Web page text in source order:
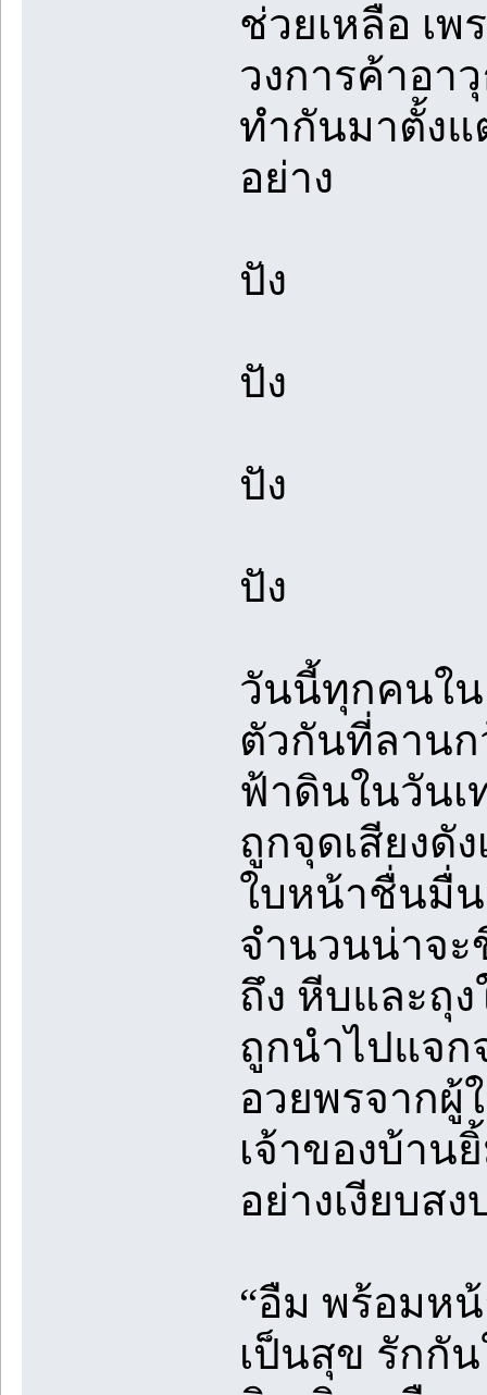
ช่วยเหลือ เพ
วงการค้าอา
ทำกันมาตั้ง
อย่าง
ปัง
ปัง
ปัง
ปัง
วันนี้ทุกคนใ
ตัวกันที่ลานก
ฟ้าดินในวันเ
ถูกจุดเสียงดั
ใบหน้าชื่นมื่
จำนวนน่าจะ
ถึง หีบและถุ
ถูกนำไปแจก
อวยพรจากผู้
เจ้าของบ้าน
อย่างเงียบส
“อืม พร้อมห
เป็นสุข รักกั